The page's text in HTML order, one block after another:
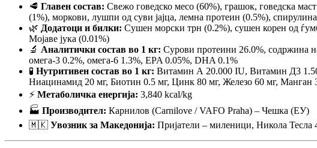
🥩 Главен состав: Свежо говедско месо (60%), грашок, говедска
(1%), моркови, лушпи од суви јајца, лемна протеин (0.5%),
🌿 Додатоци и билки: Сушен морски трн (0.2%), сушен корен од
Мојаве јука (0.01%)
🔬 Аналитички состав во 1 кг: Сурови протеини 26.0%, содржина
омега-3 0.2%, омега-6 1.3%, EPA 0.05%, DHA 0.1%
🧪 Нутритивен состав во 1 кг: Витамин А 20.000 IU, Витамин Д3
Ниацинамид 20 мг, Биотин 0.5 мг, Цинк 80 мг, Железо 60 мг, Манган
⚡ Метаболичка енергија: 3,840 kcal/kg
🏭 Производител: Карнилов (Carnilove / VAFO Praha) – Чешка (ЕУ)
🇲🇰 Увозник за Македонија: Пријатели – миленици, Никола Тесла